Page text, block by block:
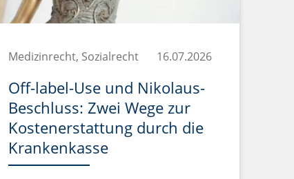
Medizinrecht, Sozialrecht 16.07.2026
Off-label-Use und Nikolaus-
Beschluss: Zwei Wege zur
Kostenerstattung durch die
Krankenkasse